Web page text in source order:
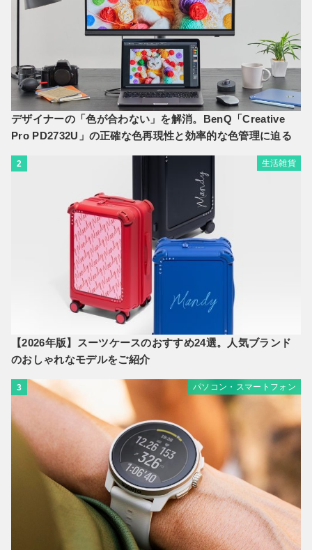
デザイナーの「色が合わない」を解消。BenQ「Creative
Pro PD2732U」の正確な色再現性と効率的な色管理に迫る
2 生活雑貨
【2026年版】スーツケースのおすすめ24選。人気ブランド
のおしゃれなモデルをご紹介
3 パソコン・スマートフォン